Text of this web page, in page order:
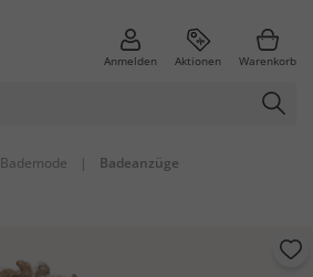
Anmelden Aktionen Warenkorb
Bademode | Badeanzüge